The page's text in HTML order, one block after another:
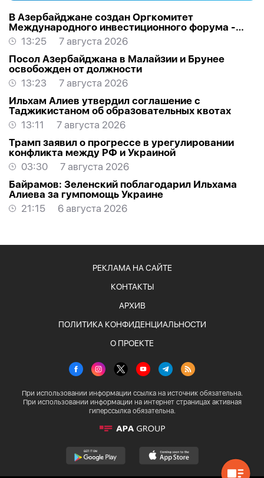
В Азербайджане создан Оргкомитет
Международного инвестиционного форума -
РАСПОРЯЖЕНИЕ
13:25
7 августа 2026
Посол Азербайджана в Малайзии и Брунее
освобожден от должности
13:23
7 августа 2026
Ильхам Алиев утвердил соглашение с
Таджикистаном об образовательных квотах
13:11
7 августа 2026
Трамп заявил о прогрессе в урегулировании
конфликта между РФ и Украиной
03:30
7 августа 2026
Байрамов: Зеленский поблагодарил Ильхама
Алиева за гумпомощь Украине
21:15
6 августа 2026
РЕКЛАМА НА САЙТЕ
КОНТАКТЫ
АРХИВ
ПОЛИТИКА КОНФИДЕНЦИАЛЬНОСТИ
О ПРОЕКТЕ
При использовании информации ссылка на источник обязательна.
При использовании информации на интернет страницах активная
гиперссылка обязательна.